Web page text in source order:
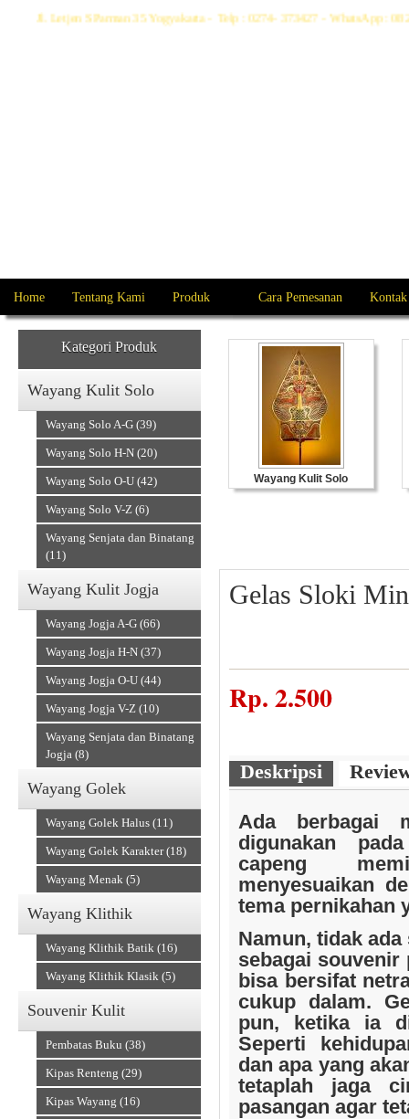
Jl. Letjen S Parman 35 Yogyakarta - Telp : 0274- 373427 - WhatsApp :
Home Tentang Kami Produk Cara Pemesanan
Kategori Produk
Wayang Kulit Solo
Wayang Solo A-G (39)
Wayang Solo H-N (20)
Wayang Solo O-U (42)
Wayang Solo V-Z (6)
Wayang Senjata dan Binatang
(11)
Wayang Kulit Jogja
Wayang Jogja A-G (66)
Wayang Jogja H-N (37)
Wayang Jogja O-U (44)
Wayang Jogja V-Z (10)
Wayang Senjata dan Binatang
Jogja (8)
Wayang Golek
Wayang Golek Halus (11)
Wayang Golek Karakter (18)
Wayang Menak (5)
Wayang Klithik
Wayang Klithik Batik (16)
Wayang Klithik Klasik (5)
Souvenir Kulit
Pembatas Buku (38)
Kipas Renteng (29)
Kipas Wayang (16)
Wayang Kulit Solo
Souvenir Kain
Gelas Sloki
Rp.2.500
Deskripsi
Ada berbagai
digunakan
capeng
menyesuaikan
tema pernikahan
Namun, tidak
sebagai souvenir
bisa bersifat
cukup dalam.
pun, ketika ia
Seperti
dan apa yang
tetaplah jaga
pasangan agar